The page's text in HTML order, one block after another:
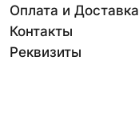
Оплата и Доставка
Контакты
Реквизиты